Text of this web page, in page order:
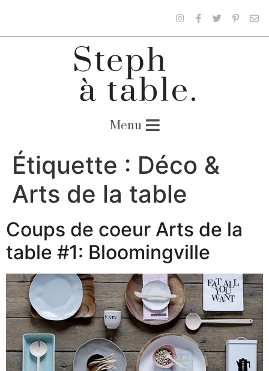
Étiquette : Déco &
Arts de la table
Coups de coeur Arts de la
table #1: Bloomingville